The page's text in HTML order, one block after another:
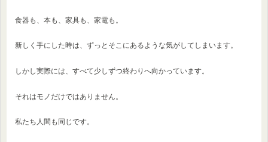
食器も、本も、家具も、家電も。
新しく手にした時は、ずっとそこにあるような気がしてしまいます。
しかし実際には、すべて少しずつ終わりへ向かっています。
それはモノだけではありません。
私たち人間も同じです。